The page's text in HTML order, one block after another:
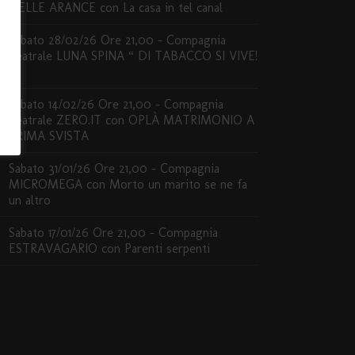
DELLE ARANCE con La casa in tel canal
Sabato 28/02/26 Ore 21,00 – Compagnia
Teatrale LUNA SPINA “ DI TABACCO SI VIVE!
Sabato 14/02/26 Ore 21,00 – Compagnia
Teatrale ZERO.IT con OPLÀ MATRIMONIO A
PRIMA SVISTA
Sabato 31/01/26 Ore 21,00 – Compagnia
MICROMEGA con Morto un marito se ne fa
un altro
Sabato 17/01/26 Ore 21,00 – Compagnia
ESTRAVAGARIO con Parenti serpenti